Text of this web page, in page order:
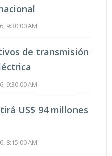
9:30:00 AM
de transmisión
9:30:00 AM
US$ 94 millones
8:15:00 AM